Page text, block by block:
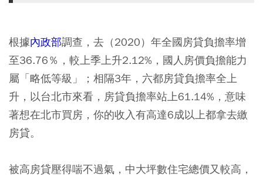
根據內政部調查，去（2020）年全國房貸負擔率增
至36.76％，較上季上升2.12%，國人房價負擔能力
屬「略低等級」；相隔3年，六都房貸負擔率全上
升，以台北市來看，房貸負擔率站上61.14%，意味
著想在北市買房，你的收入有高達6成以上都拿去繳
房貸。
被高房貸壓得喘不過氣，中大坪數住宅總價又較高，